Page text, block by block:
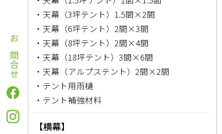
お問合せ
・天幕（3坪テント）1.5間×2間
・天幕（6坪テント）2間×3間
・天幕（8坪テント）2間×4間
・天幕（18坪テント）3間×6間
・天幕（アルプステント）2間×2間
・テント用雨樋
・テント補強材料
【横幕】